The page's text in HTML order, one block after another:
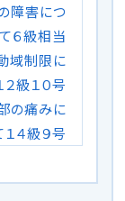
予約
障害につ
６級相当
域制限に
級１０号
の痛みに
４級９号